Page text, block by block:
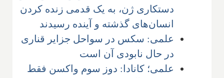
دستکاری ژن، به یک قدمی زنده کردن
انسان‌های گذشته و آینده رسیدند
علمی: سکس در سواحل جزایر قناری
در حال نابودی آن است
علمی؛ کانادا: دوز سوم واکسن فقط